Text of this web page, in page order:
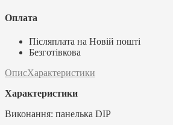
Оплата
Післяплата на Новій пошті
Безготівкова
ОписХарактеристики
Характеристики
Виконання: панелька DIP